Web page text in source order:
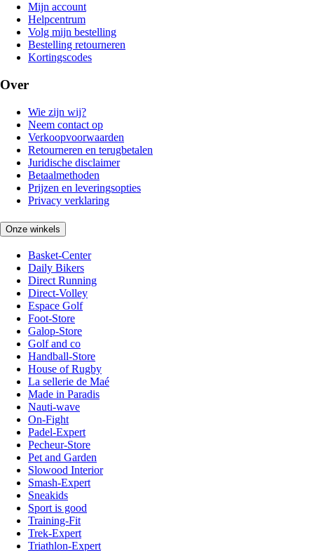
Mijn account
Helpcentrum
Volg mijn bestelling
Bestelling retourneren
Kortingscodes
Over
Wie zijn wij?
Neem contact op
Verkoopvoorwaarden
Retourneren en terugbetalen
Juridische disclaimer
Betaalmethoden
Prijzen en leveringsopties
Privacy verklaring
Onze winkels
Basket-Center
Daily Bikers
Direct Running
Direct-Volley
Espace Golf
Foot-Store
Galop-Store
Golf and co
Handball-Store
House of Rugby
La sellerie de Maé
Made in Paradis
Nauti-wave
On-Fight
Padel-Expert
Pecheur-Store
Pet and Garden
Slowood Interior
Smash-Expert
Sneakids
Sport is good
Training-Fit
Trek-Expert
Triathlon-Expert